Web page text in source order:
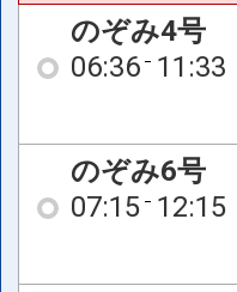
のぞみ4号
06:36 11:33
のぞみ6号
07:15 12:15